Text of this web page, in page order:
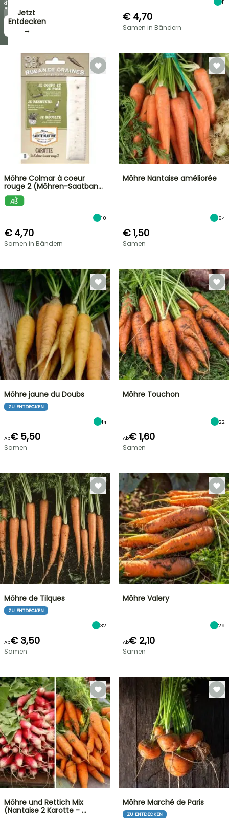
Jetzt
zugreifen!
→
die
Blüten!
Entdecken
→
11
€ 4,70
Samen in Bändern
Möhre Colmar à coeur
rouge 2 (Möhren-Saatban…
10
€ 4,70
Samen in Bändern
Möhre Nantaise améliorée
64
€ 1,50
Samen
Möhre jaune du Doubs
ZU ENTDECKEN
14
Ab€ 5,50
Samen
Möhre Touchon
22
Ab€ 1,60
Samen
Möhre de Tilques
ZU ENTDECKEN
32
Ab€ 3,50
Samen
Möhre Valery
29
Ab€ 2,10
Samen
Möhre und Rettich Mix
(Nantaise 2 Karotte - …
Möhre Marché de Paris
ZU ENTDECKEN